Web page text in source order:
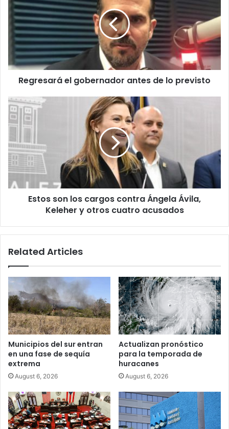
gobernador
antes
de
previsto
Regresará el gobernador antes de lo previsto
Estos
son
los
contra
Ángela
Ávila,
Keleher
y
Estos son los cargos contra Ángela Ávila,
Keleher y otros cuatro acusados
Related Articles
Municipios del sur entran
en una fase de sequía
extrema
August 6, 2026
Actualizan pronóstico
para la temporada de
huracanes
August 6, 2026